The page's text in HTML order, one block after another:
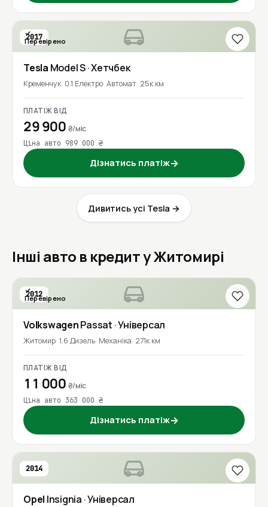
2017
Перевірено
Tesla Model S· Хетчбек
Кременчук 0.1 Електро Автомат 25к км
ПЛАТІЖ ВІД
29 900 ₴/міс
Ціна авто 989 000 ₴
Дізнатись платіж→
Дивитись усі Tesla →
Інші авто в кредит у Житомирі
2012
Перевірено
1 власник
VolkswagenPassat · Універсал
Житомир 1.6 Дизель Механіка 271к км
ПЛАТІЖ ВІД
11 000 ₴/міс
Ціна авто 363 000 ₴
Дізнатись платіж→
2014
Opel Insignia · Універсал